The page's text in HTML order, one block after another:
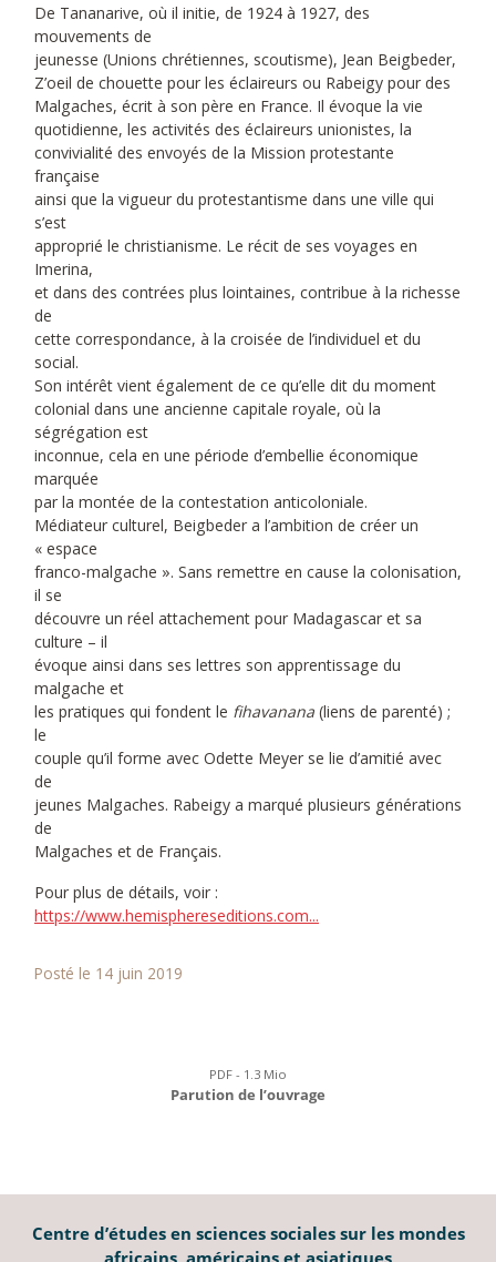
De Tananarive, où il initie, de 1924 à 1927, des
mouvements de
jeunesse (Unions chrétiennes, scoutisme), Jean Beigbeder,
Z’oeil de chouette pour les éclaireurs ou Rabeigy pour des
Malgaches, écrit à son père en France. Il évoque la vie
quotidienne, les activités des éclaireurs unionistes, la
convivialité des envoyés de la Mission protestante
française
ainsi que la vigueur du protestantisme dans une ville qui
s’est
approprié le christianisme. Le récit de ses voyages en
Imerina,
et dans des contrées plus lointaines, contribue à la richesse
de
cette correspondance, à la croisée de l’individuel et du
social.
Son intérêt vient également de ce qu’elle dit du moment
colonial dans une ancienne capitale royale, où la
ségrégation est
inconnue, cela en une période d’embellie économique
marquée
par la montée de la contestation anticoloniale.
Médiateur culturel, Beigbeder a l’ambition de créer un
« espace
franco-malgache ». Sans remettre en cause la colonisation,
il se
découvre un réel attachement pour Madagascar et sa
culture – il
évoque ainsi dans ses lettres son apprentissage du
malgache et
les pratiques qui fondent le fihavanana (liens de parenté) ;
le
couple qu’il forme avec Odette Meyer se lie d’amitié avec
de
jeunes Malgaches. Rabeigy a marqué plusieurs générations
de
Malgaches et de Français.
Pour plus de détails, voir :
https://www.hemisphereseditions.com...
Posté le 14 juin 2019
PDF - 1.3 Mio
Parution de l’ouvrage
Centre d’études en sciences sociales sur les mondes
africains, américains et asiatiques